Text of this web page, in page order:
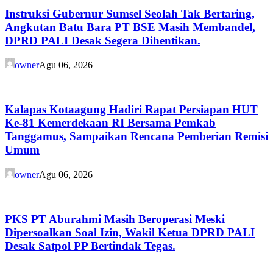
Instruksi Gubernur Sumsel Seolah Tak Bertaring,
Angkutan Batu Bara PT BSE Masih Membandel,
DPRD PALI Desak Segera Dihentikan.
ownerAgu 06, 2026
Kalapas Kotaagung Hadiri Rapat Persiapan HUT
Ke-81 Kemerdekaan RI Bersama Pemkab
Tanggamus, Sampaikan Rencana Pemberian Remisi
Umum
ownerAgu 06, 2026
PKS PT Aburahmi Masih Beroperasi Meski
Dipersoalkan Soal Izin, Wakil Ketua DPRD PALI
Desak Satpol PP Bertindak Tegas.